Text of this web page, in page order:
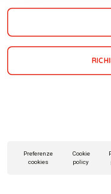
Preferenze
cookies
Cookie
policy